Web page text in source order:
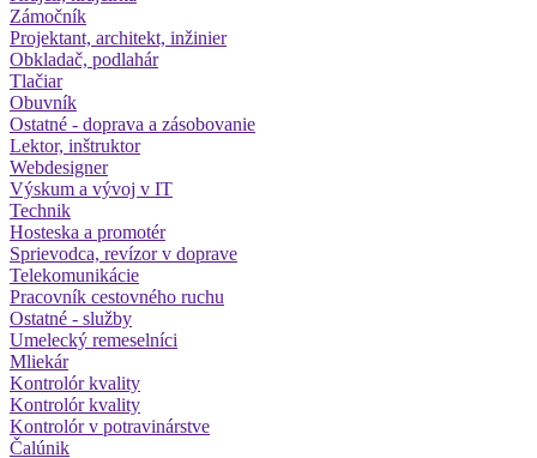
Zámočník
Projektant, architekt, inžinier
Obkladač, podlahár
Tlačiar
Obuvník
Ostatné - doprava a zásobovanie
Lektor, inštruktor
Webdesigner
Výskum a vývoj v IT
Technik
Hosteska a promotér
Sprievodca, revízor v doprave
Telekomunikácie
Pracovník cestovného ruchu
Ostatné - služby
Umelecký remeselníci
Mliekár
Kontrolór kvality
Kontrolór kvality
Kontrolór v potravinárstve
Čalúnik